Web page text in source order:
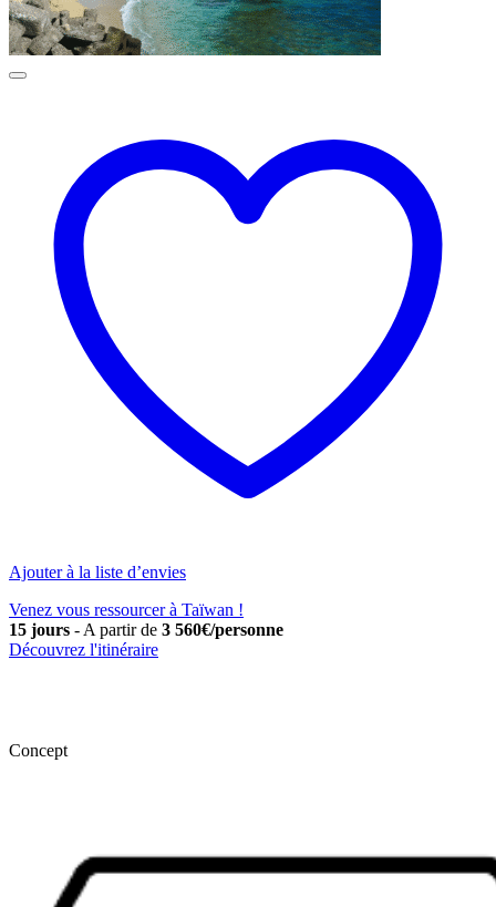
Ajouter à la liste d’envies
Venez vous ressourcer à Taïwan !
15 jours - A partir de 3 560€/personne
Découvrez l'itinéraire
Concept